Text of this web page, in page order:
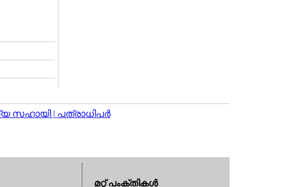
സഹായി | പത്രാധിപര്‍
മറ്റ് പംക്തികള്‍